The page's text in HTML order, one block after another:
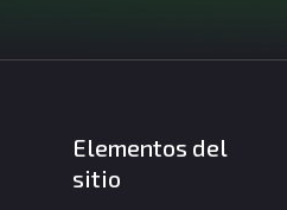
Elementos del
sitio